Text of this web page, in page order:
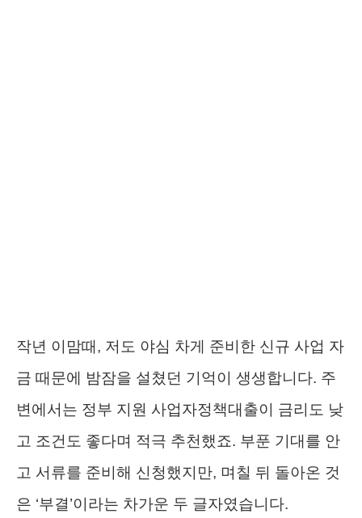
작년 이맘때, 저도 야심 차게 준비한 신규 사업 자
금 때문에 밤잠을 설쳤던 기억이 생생합니다. 주
변에서는 정부 지원 사업자정책대출이 금리도 낮
고 조건도 좋다며 적극 추천했죠. 부푼 기대를 안
고 서류를 준비해 신청했지만, 며칠 뒤 돌아온 것
은 ‘부결’이라는 차가운 두 글자였습니다.